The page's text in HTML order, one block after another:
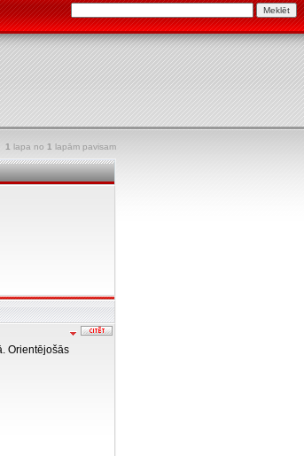
1 lapa no 1 lapām pavisam
Orientējošās